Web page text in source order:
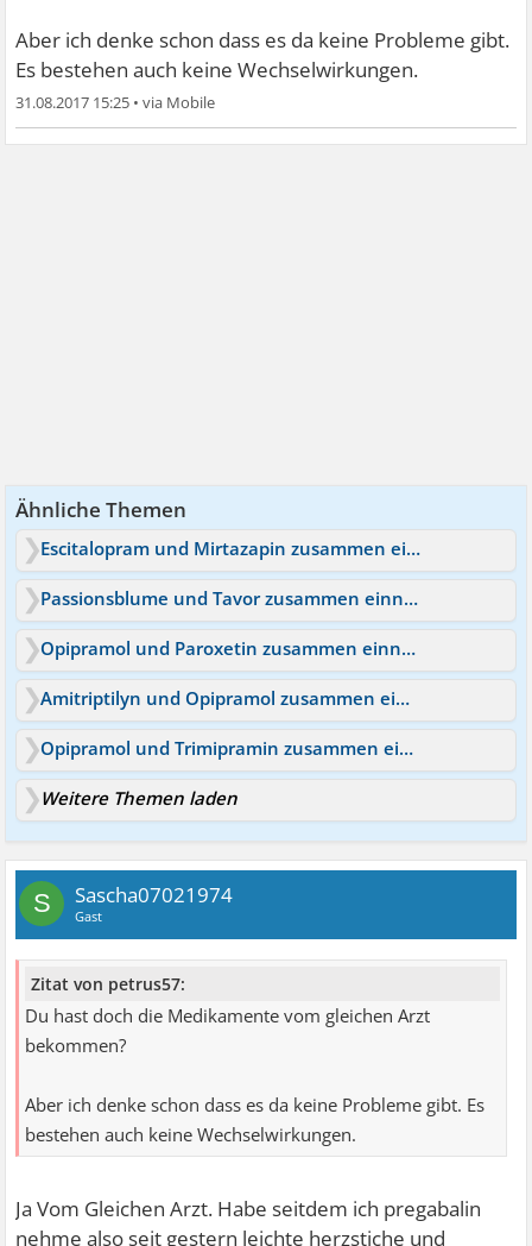
Aber ich denke schon dass es da keine Probleme gibt.
Es bestehen auch keine Wechselwirkungen.
31.08.2017 15:25 •
Ähnliche Themen
Escitalopram und Mirtazapin zusammen einnehmen
Passionsblume und Tavor zusammen einnehmen?
Opipramol und Paroxetin zusammen einnehmen?
Amitriptilyn und Opipramol zusammen einnehmen?
Opipramol und Trimipramin zusammen einnehmen?
Weitere Themen laden
S Sascha07021974
Gast
Zitat von petrus57:
Du hast doch die Medikamente vom gleichen Arzt
bekommen?
Aber ich denke schon dass es da keine Probleme gibt. Es
bestehen auch keine Wechselwirkungen.
Ja Vom Gleichen Arzt. Habe seitdem ich pregabalin
nehme also seit gestern leichte herzstiche und